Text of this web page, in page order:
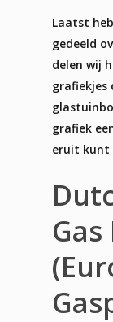
Laatst
gedeeld
delen wij
grafiekjes
grafiek
eruit kunt